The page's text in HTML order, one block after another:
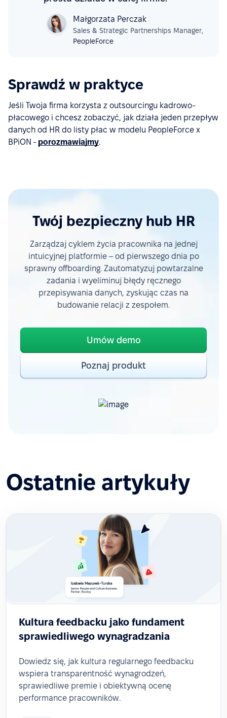
Małgorzata Perczak
Sales & Strategic Partnerships Manager,
PeopleForce
Sprawdź w praktyce
Jeśli Twoja firma korzysta z outsourcingu kadrowo-
płacowego i chcesz zobaczyć, jak działa jeden przepływ
danych od HR do listy płac w modelu PeopleForce x
BPiON - porozmawiajmy.
Twój bezpieczny hub HR
Zarządzaj cyklem życia pracownika na jednej
intuicyjnej platformie – od pierwszego dnia po
sprawny offboarding. Zautomatyzuj powtarzalne
zadania i wyeliminuj błędy ręcznego
przepisywania danych, zyskując czas na
budowanie relacji z zespołem.
Umów demo
Poznaj produkt
Ostatnie artykuły
Kultura feedbacku jako fundament
sprawiedliwego wynagradzania
Dowiedz się, jak kultura regularnego feedbacku
wspiera transparentność wynagrodzeń,
sprawiedliwe premie i obiektywną ocenę
performance pracowników.